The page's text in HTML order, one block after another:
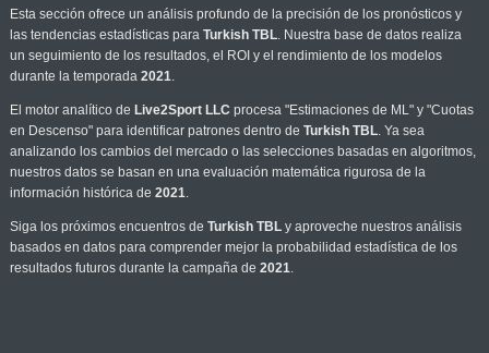
Esta sección ofrece un análisis profundo de la precisión de los pronósticos y
las tendencias estadísticas para Turkish TBL. Nuestra base de datos realiza
un seguimiento de los resultados, el ROI y el rendimiento de los modelos
durante la temporada 2021.
El motor analítico de Live2Sport LLC procesa "Estimaciones de ML" y "Cuotas
en Descenso" para identificar patrones dentro de Turkish TBL. Ya sea
analizando los cambios del mercado o las selecciones basadas en algoritmos,
nuestros datos se basan en una evaluación matemática rigurosa de la
información histórica de 2021.
Siga los próximos encuentros de Turkish TBLy aproveche nuestros análisis
basados en datos para comprender mejor la probabilidad estadística de los
resultados futuros durante la campaña de 2021.